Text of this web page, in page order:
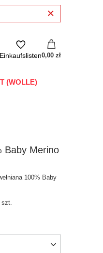
Einkaufslisten0,00 zł
(WOLLE)
Baby Merino
100% Baby
szt.